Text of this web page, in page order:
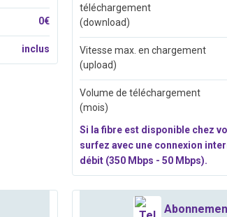
0€
inclus
téléchargement
(download)
Vitesse max. en chargement
(upload)
Volume de téléchargement
(mois)
Si la fibre est disponible chez
surfez avec une connexion
débit (350 Mbps - 50 Mbps).